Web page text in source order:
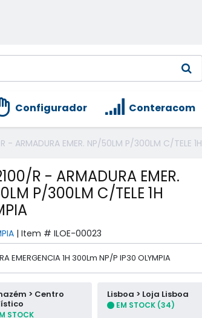
Conteracom
Configurador
- ARMADURA EMER. NP/50LM P/300LM C/TELE
R - ARMADURA EMER.
P/300LM C/TELE 1H
| Item # ILOE-00023
EMERGENCIA 1H 300Lm NP/P IP30 OLYMPIA
> Centro
STOCK
Lisboa > Loja Lisboa
EM STOCK (34)